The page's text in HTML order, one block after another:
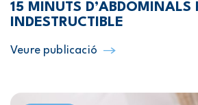
15 MINUTS D’ABDOMINALS
INDESTRUCTIBLE
Veure publicació